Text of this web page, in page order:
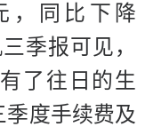
，同比下降
季报可见，
了往日的生
度手续费及